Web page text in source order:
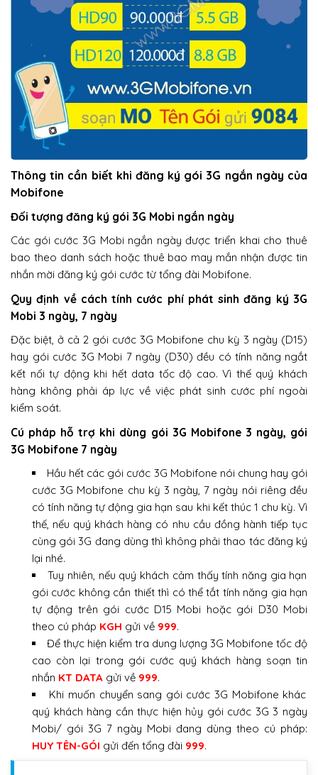
Thông tin cần biết khi đăng ký gói 3G ngắn ngày của
Mobifone
Đối tượng đăng ký gói 3G Mobi ngắn ngày
Các gói cước 3G Mobi ngắn ngày được triển khai cho thuê
bao theo danh sách hoặc thuê bao may mắn nhận được tin
nhắn mời đăng ký gói cước từ tổng đài Mobifone.
Quy định về cách tính cước phí phát sinh đăng ký 3G
Mobi 3 ngày, 7 ngày
Đặc biệt, ở cả 2 gói cước 3G Mobifone chu kỳ 3 ngày (D15)
hay gói cước 3G Mobi 7 ngày (D30) đều có tính năng ngắt
kết nối tự động khi hết data tốc độ cao. Vì thế quý khách
hàng không phải áp lực về việc phát sinh cước phí ngoài
kiểm soát.
Cú pháp hỗ trợ khi dùng gói 3G Mobifone 3 ngày, gói
3G Mobifone 7 ngày
Hầu hết các gói cước 3G Mobifone nói chung hay gói
cước 3G Mobifone chu kỳ 3 ngày, 7 ngày nói riêng đều
có tính năng tự động gia hạn sau khi kết thúc 1 chu kỳ. Vì
thế, nếu quý khách hàng có nhu cầu đồng hành tiếp tục
cùng gói 3G đang dùng thì không phải thao tác đăng ký
lại nhé.
Tuy nhiên, nếu quý khách cảm thấy tính năng gia hạn
gói cước không cần thiết thì có thể tắt tính năng gia hạn
tự động trên gói cước D15 Mobi hoặc gói D30 Mobi
theo cú pháp KGH gửi về 999.
Để thực hiện kiểm tra dung lượng 3G Mobifone tốc độ
cao còn lại trong gói cước quý khách hàng soạn tin
nhắn KT DATA gửi về 999.
Khi muốn chuyển sang gói cước 3G Mobifone khác
quý khách hàng cần thực hiện hủy gói cước 3G 3 ngày
Mobi/ gói 3G 7 ngày Mobi đang dùng theo cú pháp:
HUY TÊN-GÓI gửi đến tổng đài 999.